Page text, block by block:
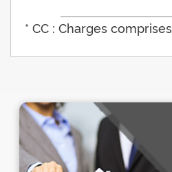
* CC : Charges comprises